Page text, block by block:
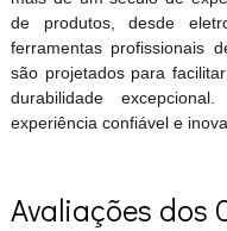
de produtos, desde
ferramentas profissionais
são projetados para
durabilidade
experiência confiável e
Avaliações dos